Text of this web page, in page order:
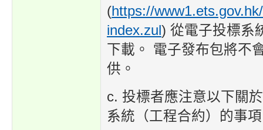
(https://
index.zul) 從電子投標系
下載。 電子發布包將不
供。
c. 投標者應注意以下關
系統（工程合約）的事